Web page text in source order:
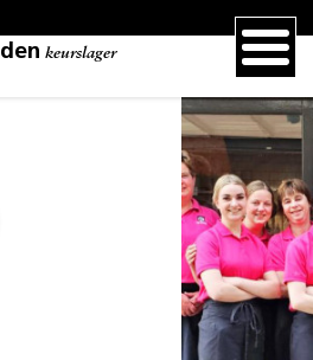
keurslager
van Kraaij